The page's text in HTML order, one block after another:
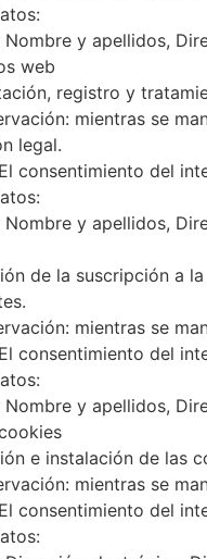
Nombre y apellidos,
web
registro y
mientras se
legal.
consentimiento del
Nombre y apellidos,
de la suscripción a
mientras se
consentimiento del
Nombre y apellidos,
e instalación de las
mientras se
consentimiento del